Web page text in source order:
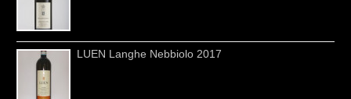
LUEN Langhe Nebbiolo 2017